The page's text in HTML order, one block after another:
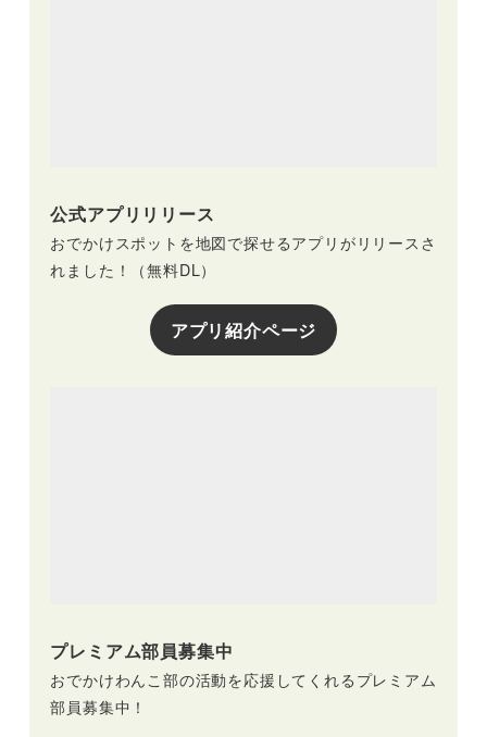
公式アプリリリース
おでかけスポットを地図で探せるアプリがリリースさ
れました！（無料DL）
アプリ紹介ページ
プレミアム部員募集中
おでかけわんこ部の活動を応援してくれるプレミアム
部員募集中！